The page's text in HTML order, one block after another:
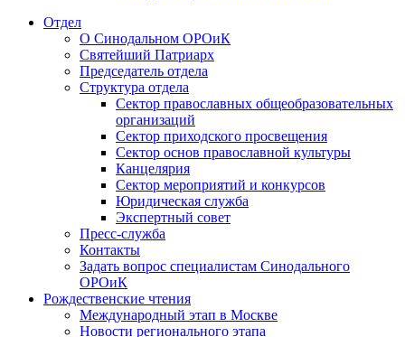
Отдел
О Синодальном ОРОиК
Святейший Патриарх
Председатель отдела
Структура отдела
Сектор православных общеобразовательных
организаций
Сектор приходского просвещения
Сектор основ православной культуры
Канцелярия
Сектор мероприятий и конкурсов
Юридическая служба
Экспертный совет
Пресс-служба
Контакты
Задать вопрос специалистам Синодального
ОРОиК
Рождественские чтения
Международный этап в Москве
Новости регионального этапа